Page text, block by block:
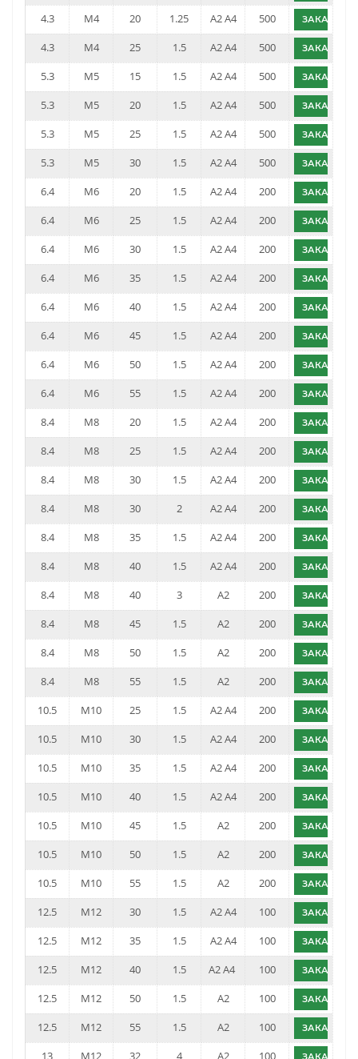
4.3 M4 20 1.25 A2 A4 500 ЗАКАЗАТЬ
4.3 M4 25 1.5 A2 A4 500 ЗАКАЗАТЬ
5.3 M5 15 1.5 A2 A4 500 ЗАКАЗАТЬ
5.3 M5 20 1.5 A2 A4 500 ЗАКАЗАТЬ
5.3 M5 25 1.5 A2 A4 500 ЗАКАЗАТЬ
5.3 M5 30 1.5 A2 A4 500 ЗАКАЗАТЬ
6.4 M6 20 1.5 A2 A4 200 ЗАКАЗАТЬ
6.4 M6 25 1.5 A2 A4 200 ЗАКАЗАТЬ
6.4 M6 30 1.5 A2 A4 200 ЗАКАЗАТЬ
6.4 M6 35 1.5 A2 A4 200 ЗАКАЗАТЬ
6.4 M6 40 1.5 A2 A4 200 ЗАКАЗАТЬ
6.4 M6 45 1.5 A2 A4 200 ЗАКАЗАТЬ
6.4 M6 50 1.5 A2 A4 200 ЗАКАЗАТЬ
6.4 M6 55 1.5 A2 A4 200 ЗАКАЗАТЬ
8.4 M8 20 1.5 A2 A4 200 ЗАКАЗАТЬ
8.4 M8 25 1.5 A2 A4 200 ЗАКАЗАТЬ
8.4 M8 30 1.5 A2 A4 200 ЗАКАЗАТЬ
8.4 M8 30 2 A2 A4 200 ЗАКАЗАТЬ
8.4 M8 35 1.5 A2 A4 200 ЗАКАЗАТЬ
8.4 M8 40 1.5 A2 A4 200 ЗАКАЗАТЬ
8.4 M8 40 3 A2 200 ЗАКАЗАТЬ
8.4 M8 45 1.5 A2 200 ЗАКАЗАТЬ
8.4 M8 50 1.5 A2 200 ЗАКАЗАТЬ
8.4 M8 55 1.5 A2 200 ЗАКАЗАТЬ
10.5 M10 25 1.5 A2 A4 200 ЗАКАЗАТЬ
10.5 M10 30 1.5 A2 A4 200 ЗАКАЗАТЬ
10.5 M10 35 1.5 A2 A4 200 ЗАКАЗАТЬ
10.5 M10 40 1.5 A2 A4 200 ЗАКАЗАТЬ
10.5 M10 45 1.5 A2 200 ЗАКАЗАТЬ
10.5 M10 50 1.5 A2 200 ЗАКАЗАТЬ
10.5 M10 55 1.5 A2 200 ЗАКАЗАТЬ
12.5 M12 30 1.5 A2 A4 100 ЗАКАЗАТЬ
12.5 M12 35 1.5 A2 A4 100 ЗАКАЗАТЬ
12.5 M12 40 1.5 A2 A4 100 ЗАКАЗАТЬ
12.5 M12 50 1.5 A2 100 ЗАКАЗАТЬ
12.5 M12 55 1.5 A2 100 ЗАКАЗАТЬ
13 M12 32 4 A2 100 ЗАКАЗАТЬ